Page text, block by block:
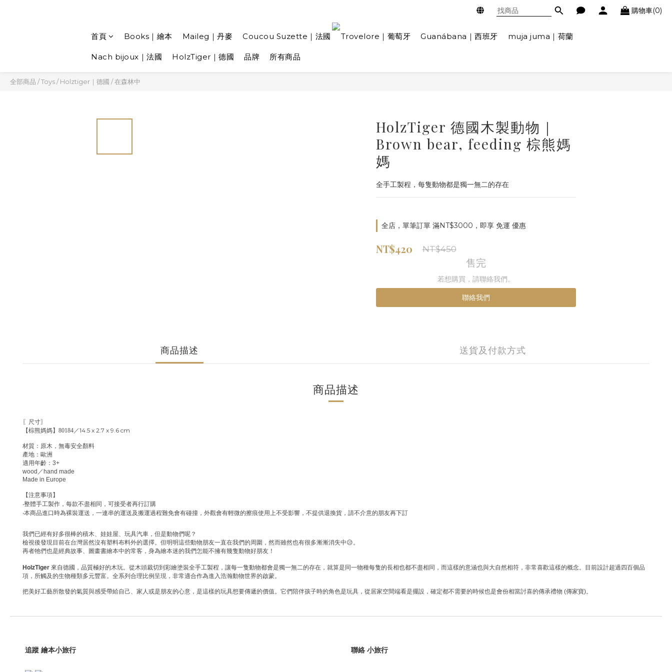
購物車(0)
首頁 Books｜繪本 Maileg｜丹麥 Coucou Suzette｜法國 Trovelore｜葡萄牙 Guanábana｜西班牙 muja juma｜荷蘭
Nach bijoux｜法國 HolzTiger｜德國 品牌 所有商品
全部商品 /Toys/Holztiger｜德國 /在森林中
HolzTiger 德國木製動物｜
Brown bear, feeding 棕熊媽
媽
全手工製程，每隻動物都是獨一無二的存在
全店，單筆訂單 滿NT$3000，即享 免運 優惠
NT$420 NT$450
售完
若想購買，請聯絡我們。
聯絡我們
商品描述 送貨及付款方式
商品描述
〖尺寸〗
【棕熊媽媽】80184／14.5 x 2.7 x 9.6 cm
材質：原木，無毒安全顏料
產地：歐洲
適用年齡： 3+
wood ／ hand made
Made in Europe
【注意事項】
‧整體手工製作，每款不盡相同，可接受者再行訂購
‧本商品進口時為裸裝運送，一連串的運送及搬運過程難免會有碰撞，外觀會有輕微的擦痕使用上不受影響，不提供退換貨，請不介意的朋友再下訂
我們已經有好多很棒的積木、娃娃屋、玩具汽車，但是動物們呢？
檢視後發現目前在台灣居然沒有塑料布料外的選擇。但明明這些動物朋友一直在我們的周圍，然而雖然也有很多漸漸消失中😥。
再者牠們也是經典故事、圖畫書繪本中的常客，身為繪本迷的我們怎能不擁有幾隻動物好朋友！
HolzTiger 來自德國，品質極好的木玩。從木頭裁切到彩繪塗裝全手工製程，讓每一隻動物都會是獨一無二的存在，就算是同一物種每隻的長相也都不盡相同，而這樣的意涵也與大自然相符，非常喜歡這樣的概念。目前設計超過四百個品
項，所觸及的生物種類多元豐富。全系列合理比例呈現，非常適合作為進入浩瀚動物世界的啟蒙。
把美好工藝所散發的氣質與感受帶給自己、家人或是朋友的心意，是這樣的玩具想要傳遞的價值。它們陪伴孩子時的角色是玩具，從居家空間端看是擺設，確定都不需要的時候也是會份相當討喜的傳承禮物 (傳家寶)。
追蹤 繪本小旅行 聯絡 小旅行